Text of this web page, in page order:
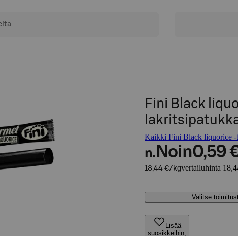
Fini Black
Kaikki Fini Black liquorice -
n. Noin0,59
18,44 €/kgvertailuhinta
Valitse
Lisää
suosikkeihin,